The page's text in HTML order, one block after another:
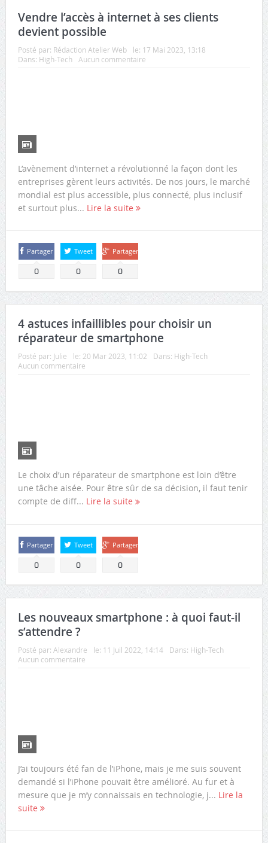
Les nouveaux smartphone : à quoi faut-il
Tout savoir sur les smartphones et comment les
Vendre l’accès à internet à ses clients
devient possible
Posté par: Rédaction Atelier Web le: 17 Mai 2023, 13:18
Dans: High-Tech Aucun commentaire
L’avènement d’internet a révolutionné la façon dont les
entreprises gèrent leurs activités. De nos jours, le marché
mondial est plus accessible, plus connecté, plus inclusif
et surtout plus... Lire la suite
Partager
0
Tweet
0
Partager
0
4 astuces infaillibles pour choisir un
réparateur de smartphone
Posté par: Julie le: 20 Mar 2023, 11:02 Dans: High-Tech
Aucun commentaire
Le choix d’un réparateur de smartphone est loin d’être
une tâche aisée. Pour être sûr de sa décision, il faut tenir
compte de diff... Lire la suite
Partager
0
Tweet
0
Partager
0
Les nouveaux smartphone : à quoi faut-il
s’attendre ?
Posté par: Alexandre le: 11 Juil 2022, 14:14 Dans: High-Tech
Aucun commentaire
J’ai toujours été fan de l’iPhone, mais je me suis souvent
demandé si l’iPhone pouvait être amélioré. Au fur et à
mesure que je m’y connaissais en technologie, j... Lire la
suite